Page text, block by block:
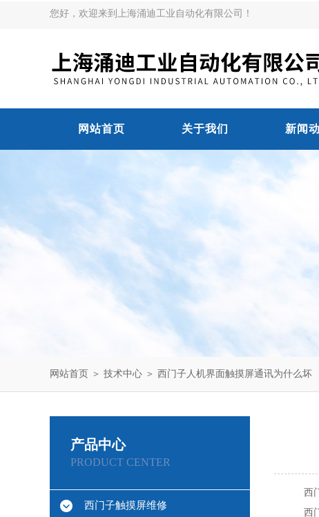
您好，欢迎来到上海涌迪工业自动化有限公司！
网站首页 关于我们 新闻
网站首页 ＞ 技术中心 ＞ 西门子人机界面触摸屏通讯为什么坏
产品中心
PRODUCT CENTER
西门子触摸屏维修
西
西